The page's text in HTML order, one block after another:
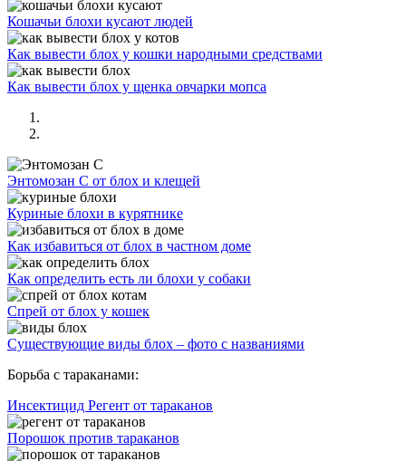
Кошачьи блохи кусают людей
Как вывести блох у кошки народными средствами
Как вывести блох у щенка овчарки мопса
Энтомозан С от блох и клещей
Куриные блохи в курятнике
Как избавиться от блох в частном доме
Как определить есть ли блохи у собаки
Спрей от блох у кошек
Существующие виды блох – фото с названиями
Борьба с тараканами:
Инсектицид Регент от тараканов
Порошок против тараканов